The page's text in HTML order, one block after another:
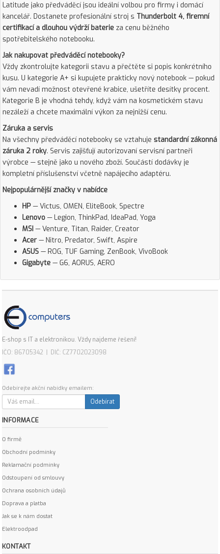
Latitude jako předváděcí jsou ideální volbou pro firmy i domácí
kancelář. Dostanete profesionální stroj s Thunderbolt 4, firemní
certifikací a dlouhou výdrží baterie za cenu běžného
spotřebitelského notebooku.
Jak nakupovat předváděcí notebooky?
Vždy zkontrolujte kategorii stavu a přečtěte si popis konkrétního
kusu. U kategorie A+ si kupujete prakticky nový notebook — pokud
vám nevadí možnost otevřené krabice, ušetříte desítky procent.
Kategorie B je vhodná tehdy, když vám na kosmetickém stavu
nezáleží a chcete maximální výkon za nejnižší cenu.
Záruka a servis
Na všechny předváděcí notebooky se vztahuje standardní zákonná
záruka 2 roky. Servis zajišťují autorizovaní servisní partneři
výrobce — stejně jako u nového zboží. Součástí dodávky je
kompletní příslušenství včetně napájecího adaptéru.
Nejpopulárnější značky v nabídce
HP — Victus, OMEN, EliteBook, Spectre
Lenovo — Legion, ThinkPad, IdeaPad, Yoga
MSI — Venture, Titan, Raider, Creator
Acer — Nitro, Predator, Swift, Aspire
ASUS — ROG, TUF Gaming, ZenBook, VivoBook
Gigabyte — G6, AORUS, AERO
E-shop s IT a elektronikou. Vždy najdeme řešení!
IČO: 86705342 | DIČ: CZ7702023098
Odebírejte akční nabídky emailem:
Odebírat
INFORMACE
O firmě
Obchodní podmínky
Reklamační podmínky
Odstoupení od smlouvy
Ochrana osobních údajů
Doprava a platba
Jak se k nám dostat
Elektroodpad
KONTAKT